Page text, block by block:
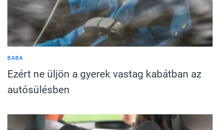
BABA
Ezért ne üljön a gyerek vastag kabátban az
autósülésben